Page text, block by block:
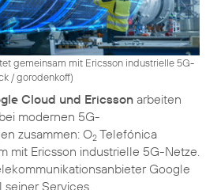
gemeinsam mit Ericsson industrielle 5G-
/ gorodenkoff)
Cloud und Ericsson arbeiten
modernen 5G-
zusammen: O2 Telefónica
mit Ericsson industrielle 5G-Netze.
Google
Services.